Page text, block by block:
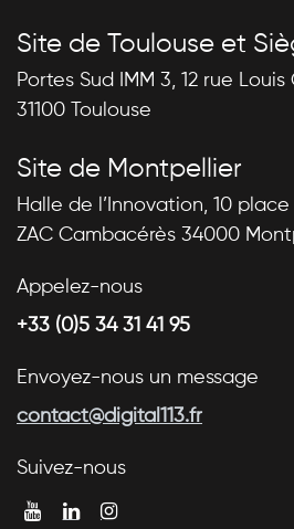
Site de Toulouse et
Portes Sud IMM 3, 12 rue
31100 Toulouse
Site de Montpellier
Halle de l’Innovation, 10
ZAC Cambacérès 34000
Appelez-nous
+33 (0)5 34 31 41 95
Envoyez-nous un message
contact@digital113.fr
Suivez-nous